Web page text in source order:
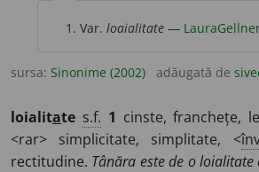
Var. loaialitate —
sursa: Sinonime (2002) adăugată de
loialitate s.f. 1 cinste, franchețe,
<rar> simplicitate, simplitate, <
rectitudine. Tânăra este de o loialitate